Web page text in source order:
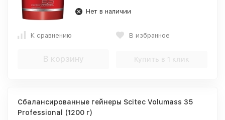
Нет в наличии
К сравнению В избранное
В корзину Купить в 1 клик
Сбалансированные гейнеры Scitec Volumass 35
Professional (1200 г)